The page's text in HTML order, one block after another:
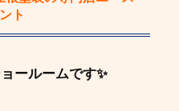
ト
ールームです✨